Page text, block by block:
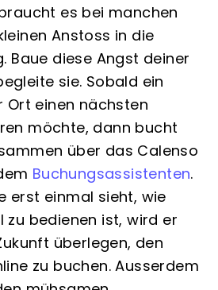
es bei manchen
Anstoss in die
Baue diese Angst deiner
sie. Sobald ein
Ort einen nächsten
möchte, dann bucht
über das Calenso
Buchungsassistenten.
erst einmal sieht, wie
zu bedienen ist, wird er
überlegen, den
zu buchen. Ausserdem